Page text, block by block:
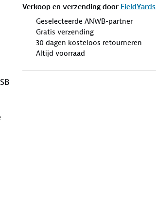
Verkoop en verzending door FieldYards
Geselecteerde ANWB-partner
Gratis verzending
30 dagen kosteloos retourneren
Altijd voorraad